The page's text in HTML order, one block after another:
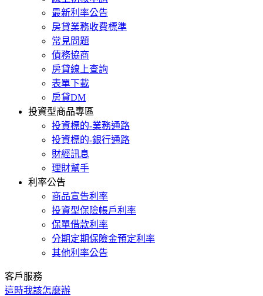
最新利率公告
房貸業務收費標準
常見問題
債務協商
房貸線上查詢
表單下載
房貸DM
投資型商品專區
投資標的-業務通路
投資標的-銀行通路
財經訊息
理財幫手
利率公告
商品宣告利率
投資型保險帳戶利率
保單借款利率
分期定期保險金預定利率
其他利率公告
客戶服務
這時我該怎麼辦